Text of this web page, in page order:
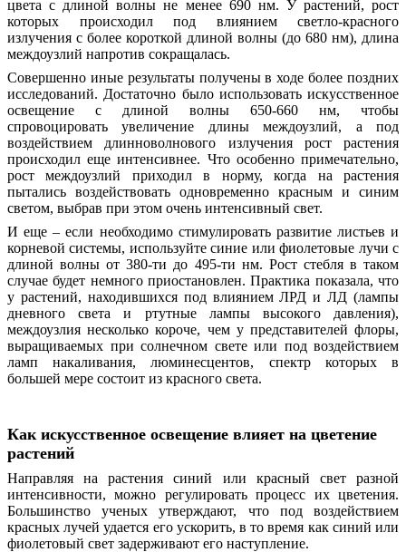
цвета с длиной волны не менее 690 нм. У растений, рост
которых происходил под влиянием светло-красного
излучения с более короткой длиной волны (до 680 нм), длина
междоузлий напротив сокращалась.
Совершенно иные результаты получены в ходе более поздних
исследований. Достаточно было использовать искусственное
освещение с длиной волны 650-660 нм, чтобы
спровоцировать увеличение длины междоузлий, а под
воздействием длинноволнового излучения рост растения
происходил еще интенсивнее. Что особенно примечательно,
рост междоузлий приходил в норму, когда на растения
пытались воздействовать одновременно красным и синим
светом, выбрав при этом очень интенсивный свет.
И еще – если необходимо стимулировать развитие листьев и
корневой системы, используйте синие или фиолетовые лучи с
длиной волны от 380-ти до 495-ти нм. Рост стебля в таком
случае будет немного приостановлен. Практика показала, что
у растений, находившихся под влиянием ЛРД и ЛД (лампы
дневного света и ртутные лампы высокого давления),
междоузлия несколько короче, чем у представителей флоры,
выращиваемых при солнечном свете или под воздействием
ламп накаливания, люминесцентов, спектр которых в
большей мере состоит из красного света.
Как искусственное освещение влияет на цветение
растений
Направляя на растения синий или красный свет разной
интенсивности, можно регулировать процесс их цветения.
Большинство ученых утверждают, что под воздействием
красных лучей удается его ускорить, в то время как синий или
фиолетовый свет задерживают его наступление.